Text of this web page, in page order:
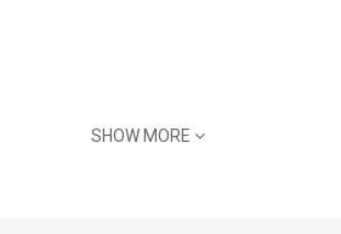
SHOW MORE